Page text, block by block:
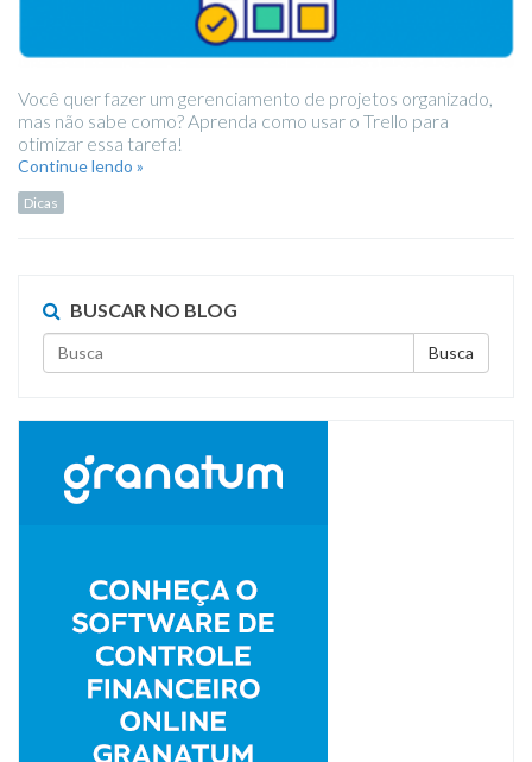
Você quer fazer um gerenciamento de projetos organizado,
mas não sabe como? Aprenda como usar o Trello para
otimizar essa tarefa!
Continue lendo »
Dicas
BUSCAR NO BLOG
Busca